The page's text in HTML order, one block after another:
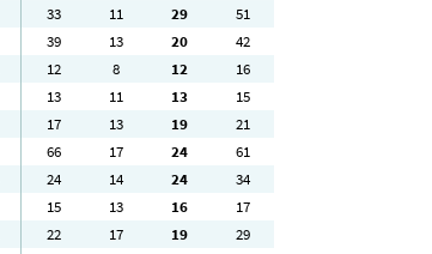
33 11 29
51
39 13 20
42
12 8 12
16
13 11 13
15
17 13 19
21
66 17 24
61
24 14 24
34
15 13 16
17
22 17 19
29